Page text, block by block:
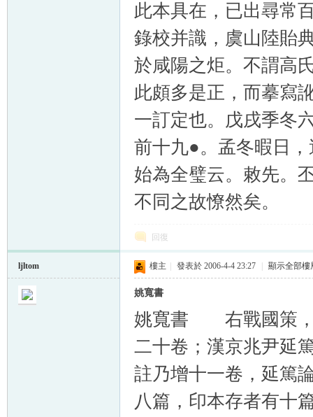
此本具在，已出尋常
錄校并識，虞山陸貽
於咸陽之炬。不謂高
此頗多是正，而摹寫
一訂定也。戊戌季冬
前十九●。孟冬暇日
始為全璧云。敕先。
不同之故憭然矣。
回復
ljltom 樓主 發表於 2006-4-4 23:27 顯示全部樓
姚寬書
姚寬書 右戰國策，
二十卷；漢京兆尹延
註乃增十一卷，延篤
八篇，印本存者有十